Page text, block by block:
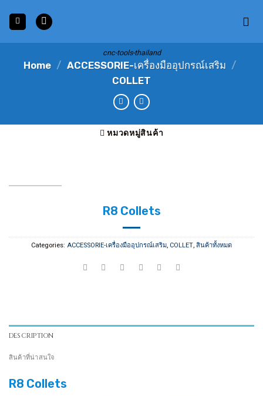
content
cnc-tools-thailand
Home / ACCESSORIE-เครื่องมืออุปกรณ์เสริม /
COLLET
หมวดหมู่สินค้า
R8 Collets
Categories: ACCESSORIE-เครื่องมืออุปกรณ์เสริม, COLLET,สินค้าทั้งหมด
DESCRIPTION
สินค้าที่น่าสนใจ
R8 Collets